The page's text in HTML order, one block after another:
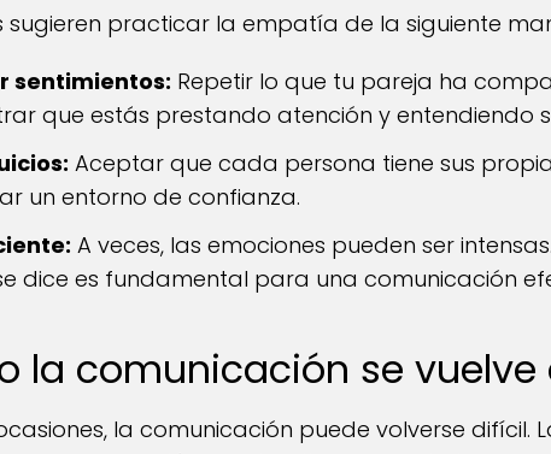
sugieren practicar la empatía de la siguiente
sentimientos: Repetir lo que tu pareja ha
que estás prestando atención y entendiendo
Aceptar que cada persona tiene sus
un entorno de confianza.
A veces, las emociones pueden ser
dice es fundamental para una comunicación
la comunicación se vuelve
la comunicación puede volverse difícil.